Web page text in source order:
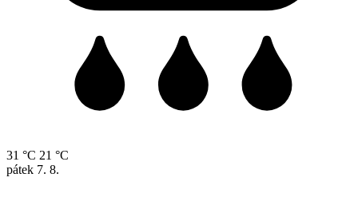
31 °C 21 °C
pátek 7. 8.